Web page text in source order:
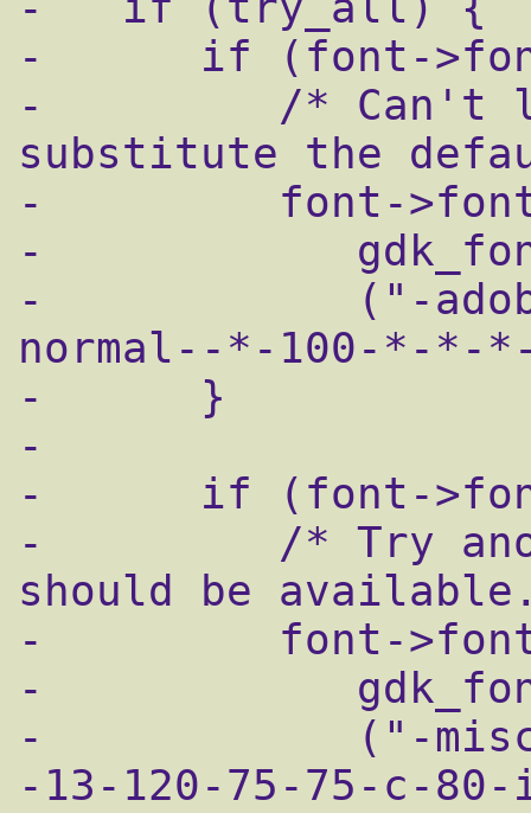
-      if (font->font
-         /* Can't
substitute the
-         font-
-
-            ("-
normal--*-100-*-*-
-      }
-
-      if (font->font
-         /* Try
should be
-         font-
-
-            ("-misc-
-13-120-75-75-c-